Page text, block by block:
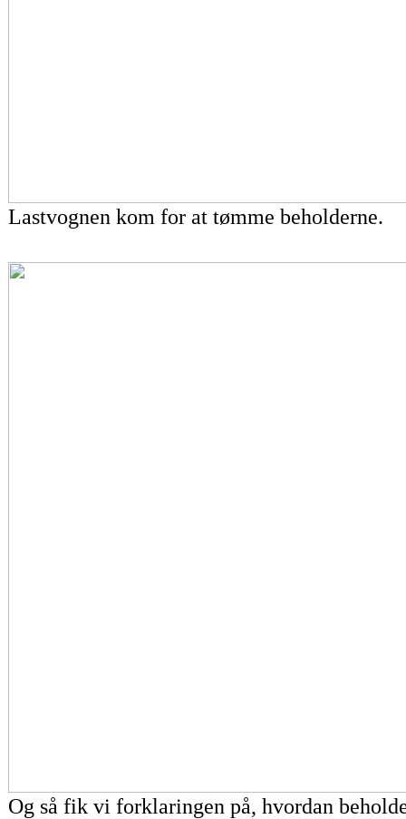
Lastvognen kom for at tømme beholderne.
Og så fik vi forklaringen på, hvordan